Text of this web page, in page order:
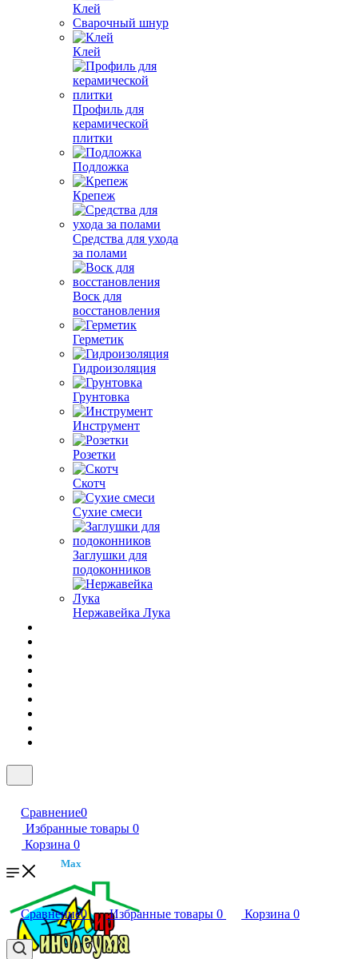
Клей
Сварочный шнур
Клей
Профиль для
керамической
плитки
Подложка
Крепеж
Средства для ухода
за полами
Воск для
восстановления
Герметик
Гидроизоляция
Грунтовка
Инструмент
Розетки
Скотч
Сухие смеси
Заглушки для
подоконников
Нержавейка Лука
Сравнение0
Избранные товары 0
Корзина 0
Max
Сравнение0 Избранные товары 0 Корзина 0